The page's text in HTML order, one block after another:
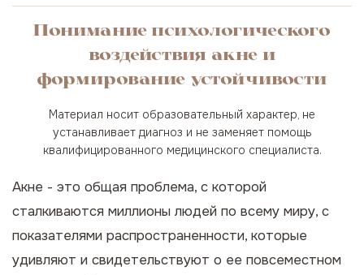
Понимание психологического
воздействия акне и
формирование устойчивости
Материал носит образовательный характер, не
устанавливает диагноз и не заменяет помощь
квалифицированного медицинского специалиста.
Акне - это общая проблема, с которой
сталкиваются миллионы людей по всему миру, с
показателями распространенности, которые
удивляют и свидетельствуют о ее повсеместном